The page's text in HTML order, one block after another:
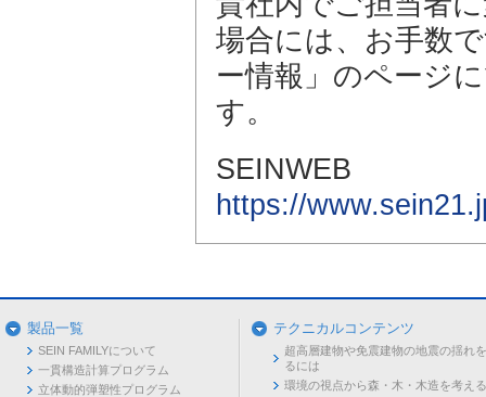
場合には、お手数
ー情報」のページ
す。
SEINWEB
https://
製品一覧
SEIN FAMILYについて
一貫構造計算プログラム
立体動的弾塑性プログラム
テクニカルコンテンツ
超高層建物や免震建物の地震の揺れ
るには
環境の視点から森・木・木造を考える